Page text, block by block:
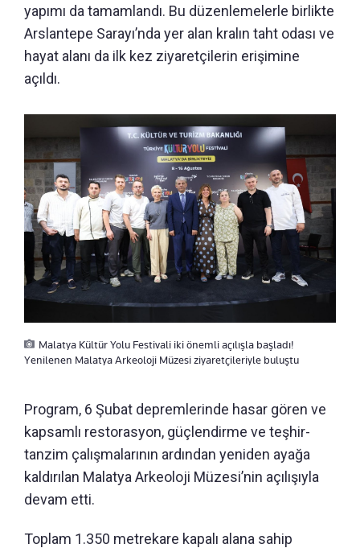
yapımı da tamamlandı. Bu düzenlemelerle birlikte
Arslantepe Sarayı’nda yer alan kralın taht odası ve
hayat alanı da ilk kez ziyaretçilerin erişimine
açıldı.
Malatya Kültür Yolu Festivali iki önemli açılışla başladı!
Yenilenen Malatya Arkeoloji Müzesi ziyaretçileriyle buluştu
Program, 6 Şubat depremlerinde hasar gören ve
kapsamlı restorasyon, güçlendirme ve teşhir-
tanzim çalışmalarının ardından yeniden ayağa
kaldırılan Malatya Arkeoloji Müzesi’nin açılışıyla
devam etti.
Toplam 1.350 metrekare kapalı alana sahip